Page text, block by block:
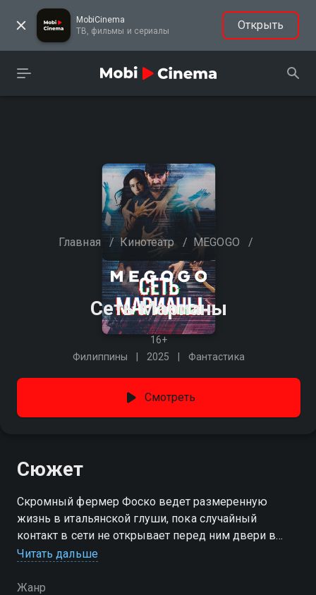
MobiCinema
ТВ, фильмы и сериалы
Открыть
Главная / Кинотеатр / MEGOGO /
Сеть Марианы
16+
Филиппины
2025 Фантастика
Смотреть
Сюжет
Скромный фермер Фоско ведет размеренную
жизнь в итальянской глуши, пока случайный
контакт в сети не открывает перед ним двери в
новый мир. Знакомство с загадочной Марианой
мужчину забыть о привычных заботах. Более того,
Читать дальше
Жанр